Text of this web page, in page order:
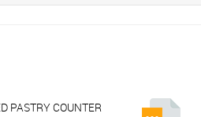
PASTRY COUNTER